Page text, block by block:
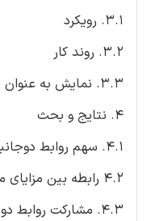
۳.۱. رویکرد
۳.۲. روند کار
۳.۳. نمایش به عنوان شبکه چندگانه وزن شده
۴. نتایج و بحث
۴.۱. سهم روابط دوجانبه در نتایج رضایت بخش کسب و کار
۴.۲ رابطه بین مزایای میانی و نتایج کسب و کار
۴.۳. مشارکت روابط دوجانبه در توسعه مقصد